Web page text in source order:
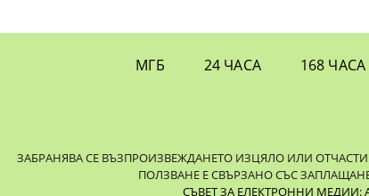
МГБ 24 ЧАСА 168 ЧАСА
ЗАБРАНЯВА СЕ ВЪЗПРОИЗВЕЖДАНЕТО ИЗЦЯЛО ИЛИ
ПОЛЗВАНЕ Е СВЪРЗАНО СЪС
СЪВЕТ ЗА ЕЛЕКТРОННИ МЕДИИ: